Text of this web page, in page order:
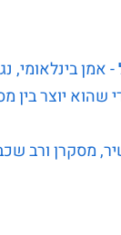
- אמן בינלאומי,
שהוא יוצר בין
מסקרן ורב